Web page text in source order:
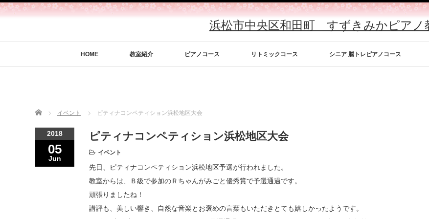
浜松市中央区和田町 すずきみかピアノ
HOME 教室紹介 ピアノコース リトミックコース シニア 脳トレピアノコース
Home イベント ピティナコンペティション浜松地区大会
2018
05
Jun
ピティナコンペティション浜松地区大会
イベント
先日、ピティナコンペティション浜松地区予選が行われました。
教室からは、Ｂ級で参加のＲちゃんがみごと優秀賞で予選通過です。
頑張りましたね！
講評も、美しい響き、自然な音楽とお褒めの言葉もいただきとても嬉しかったようです。